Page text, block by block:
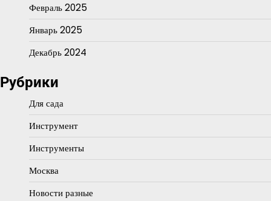
Февраль 2025
Январь 2025
Декабрь 2024
Рубрики
Для сада
Инструмент
Инструменты
Москва
Новости разные